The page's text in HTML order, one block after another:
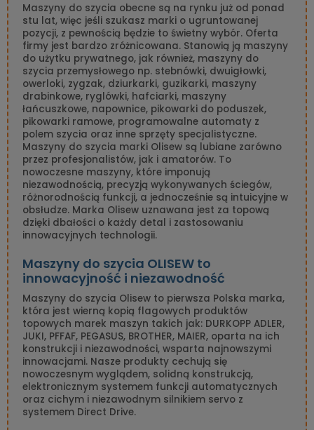
Maszyny do szycia obecne są na rynku już od ponad
stu lat, więc jeśli szukasz marki o ugruntowanej
pozycji, z pewnością będzie to świetny wybór. Oferta
firmy jest bardzo zróżnicowana. Stanowią ją maszyny
do użytku prywatnego, jak również, maszyny do
szycia przemysłowego np. stebnówki, dwuigłowki,
owerloki, zygzak, dziurkarki, guzikarki, maszyny
drabinkowe, ryglówki, hafciarki, maszyny
łańcuszkowe, napownice, pikowarki do poduszek,
pikowarki ramowe, programowalne automaty z
polem szycia oraz inne sprzęty specjalistyczne.
Maszyny do szycia marki Olisew są lubiane zarówno
przez profesjonalistów, jak i amatorów. To
nowoczesne maszyny, które imponują
niezawodnością, precyzją wykonywanych ściegów,
różnorodnością funkcji, a jednocześnie są intuicyjne w
obsłudze. Marka Olisew uznawana jest za topową
dzięki dbałości o każdy detal i zastosowaniu
innowacyjnych technologii.
Maszyny do szycia OLISEW to
innowacyjność i niezawodność
Maszyny do szycia Olisew to pierwsza Polska marka,
która jest wierną kopią flagowych produktów
topowych marek maszyn takich jak: DURKOPP ADLER,
JUKI, PFFAF, PEGASUS, BROTHER, MAIER, oparta na ich
konstrukcji i niezawodności, wsparta najnowszymi
innowacjami. Nasze produkty cechują się
nowoczesnym wyglądem, solidną konstrukcją,
elektronicznym systemem funkcji automatycznych
oraz cichym i niezawodnym silnikiem servo z
systemem Direct Drive.